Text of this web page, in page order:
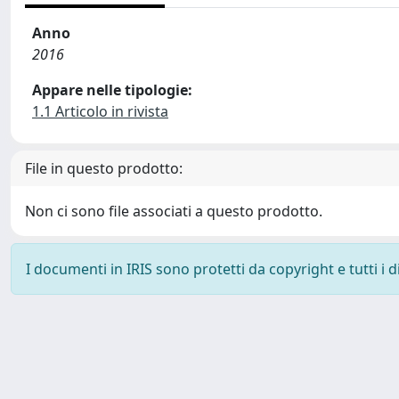
Anno
2016
Appare nelle tipologie:
1.1 Articolo in rivista
File in questo prodotto:
Non ci sono file associati a questo prodotto.
I documenti in IRIS sono protetti da copyright e tutti i